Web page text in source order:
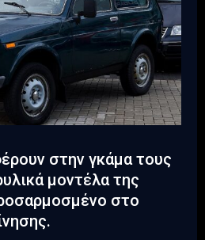
στην γκάμα τους
μοντέλα της
στο